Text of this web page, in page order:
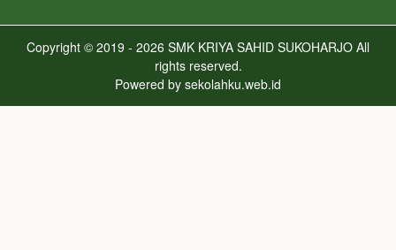
Copyright © 2019 - 2026 SMK KRIYA SAHID SUKOHARJO All
rights reserved.
Powered by sekolahku.web.id